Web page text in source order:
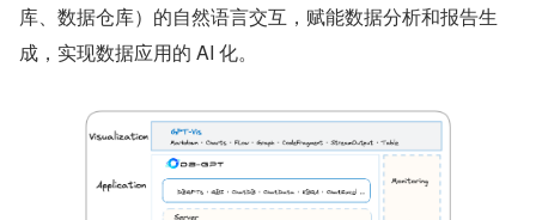
库、数据仓库）的自然语言交互，赋能数据分析和报告生
成，实现数据应用的 AI 化。